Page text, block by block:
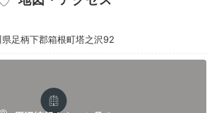
した。子供イスやお昼寝用のマットもあり居
足柄下郡箱根町塔之沢92